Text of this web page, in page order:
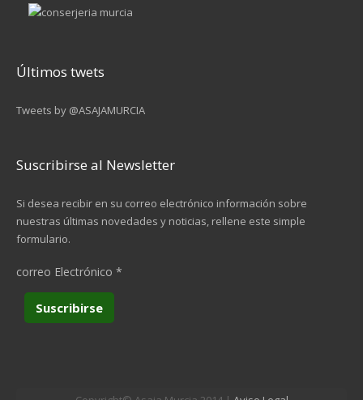
Últimos twets
Tweets by @ASAJAMURCIA
Suscribirse al Newsletter
Si desea recibir en su correo electrónico información sobre
nuestras últimas novedades y noticias, rellene este simple
formulario.
correo Electrónico *